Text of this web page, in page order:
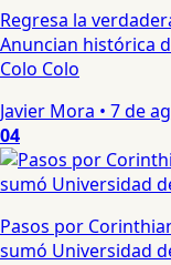
Regresa la
Anuncian histórica
Colo Colo
Javier Mora • 7 de
04
Pasos por
sumó Universidad